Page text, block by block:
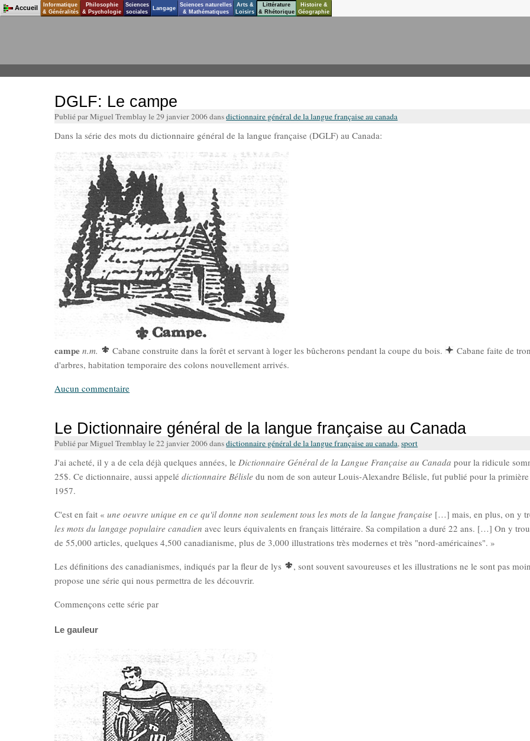
DGLF: Le campe
Publié par Miguel Tremblay le 29 janvier 2006 dansdictionnaire général de la langue française au canada
Dans la série des mots du dictionnaire général de la langue française (DGLF) au Canada:
campe n.m. Cabane construite dans la forêt et servant à loger les bûcherons pendant la coupe du bois.
Cabane faite de
d'arbres, habitation temporaire des colons nouvellement arrivés.
Aucun commentaire
Le Dictionnaire général de la langue française au Canada
Publié par Miguel Tremblay le 22 janvier 2006 dansdictionnaire général de la langue française au canada,sport
J'ai acheté, il y a de cela déjà quelques années, leDictionnaire Général de la Langue Française au Canada pour la ridicule
25$. Ce dictionnaire, aussi appelédictionnaire Bélisle du nom de son auteur Louis-Alexandre Bélisle, fut publié pour la
1957.
C'est en fait «une oeuvre unique en ce qu'il donne non seulementtous les mots de la langue française […] mais, en plus, on y
les mots du langage populaire canadien avec leurs équivalents en français littéraire. Sa compilation a duré 22 ans. […] On y
de 55,000 articles, quelques 4,500 canadianisme, plus de 3,000 illustrations très modernes et très "nord-américaines". »
Les définitions des canadianismes, indiqués par la fleur de lys
, sont souvent savoureuses et les illustrations ne le sont pas
propose une série qui nous permettra de les découvrir.
Commençons cette série par
Le gauleur
Accueil
Informatique
& Généralités
Philosophie
& Psychologie
Sciences
sociales
Langage
Sciences naturelles
& Mathématiques
Arts &
Loisirs
Littérature
& Rhétorique
Histoire &
Géographie